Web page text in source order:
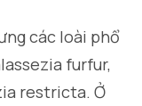
các loài phổ
furfur,
restricta. Ở